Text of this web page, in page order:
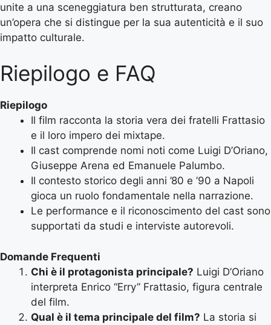
unite a una sceneggiatura ben strutturata, creano
un’opera che si distingue per la sua autenticità e il suo
impatto culturale.
Riepilogo e FAQ
Riepilogo
Il film racconta la storia vera dei fratelli Frattasio
e il loro impero dei mixtape.
Il cast comprende nomi noti come Luigi D’Oriano,
Giuseppe Arena ed Emanuele Palumbo.
Il contesto storico degli anni ’80 e ’90 a Napoli
gioca un ruolo fondamentale nella narrazione.
Le performance e il riconoscimento del cast sono
supportati da studi e interviste autorevoli.
Domande Frequenti
Chi è il protagonista principale? Luigi D’Oriano
interpreta Enrico “Erry” Frattasio, figura centrale
del film.
Qual è il tema principale del film? La storia si